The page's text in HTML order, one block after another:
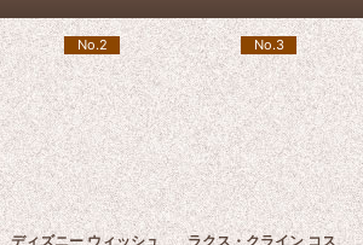
No.2
ディズニー ウィッシュ
No.3
ラクス・クライン コス